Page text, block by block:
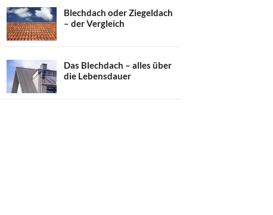
Blechdach oder Ziegeldach
– der Vergleich
Das Blechdach – alles über
die Lebensdauer